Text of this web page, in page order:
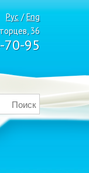
Рус /Eng
36
70-95